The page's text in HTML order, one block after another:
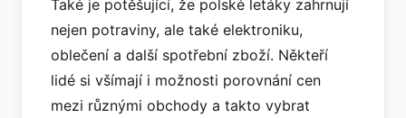
Také je potěšující, že polské letáky zahrnují
nejen potraviny, ale také elektroniku,
oblečení a další spotřební zboží. Někteří
lidé si všímají i možnosti porovnání cen
mezi různými obchody a takto vybrat